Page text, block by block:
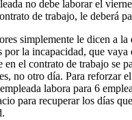
no debe laborar el
de trabajo, le deberá
simplemente le dicen a la
por la incapacidad, que
en el contrato de trabajo se
no otro día. Para reforzar
labora para 6
para recuperar los días